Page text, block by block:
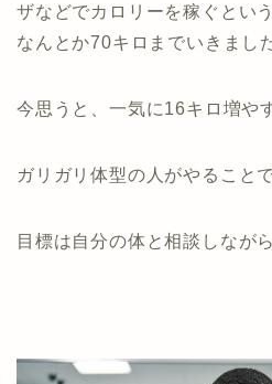
ザなどでカロリーを稼ぐとい
なんとか70キロまでいきまし
今思うと、一気に16キロ増や
ガリガリ体型の人がやること
目標は自分の体と相談しなが